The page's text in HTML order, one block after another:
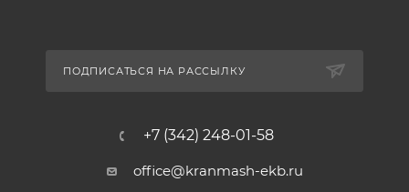
ПОДПИСАТЬСЯ НА РАССЫЛКУ
+7 (342) 248-01-58
office@kranmash-ekb.ru